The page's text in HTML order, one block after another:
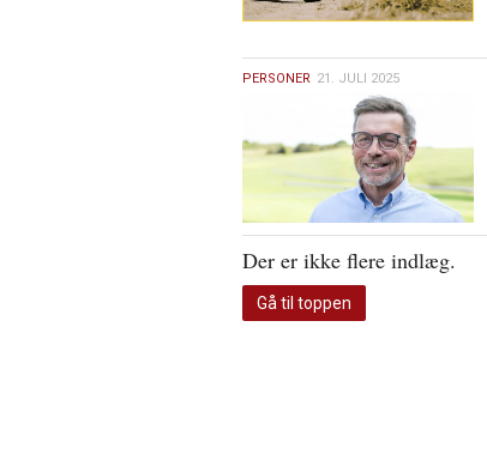
21.
2025
PERSONER 21. JULI 2025
Der er ikke flere indlæg.
Gå til toppen